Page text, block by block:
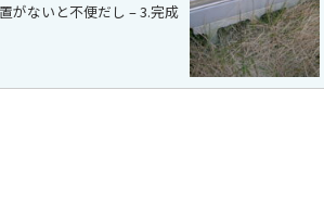
がないと不便だし – 3.完成